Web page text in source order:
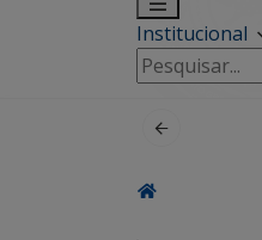
Institucional
Pesquisar
por: